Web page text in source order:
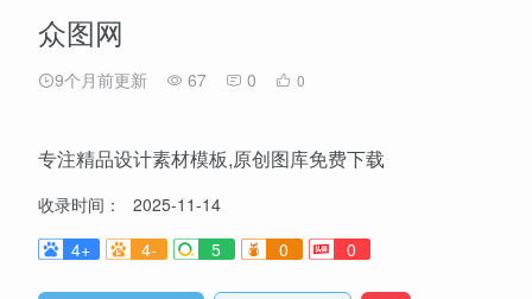
众图网
9个月前更新 67 0 0
专注精品设计素材模板,原创图库免费下载
收录时间：
2025-11-14
4+
4- 5 0 0